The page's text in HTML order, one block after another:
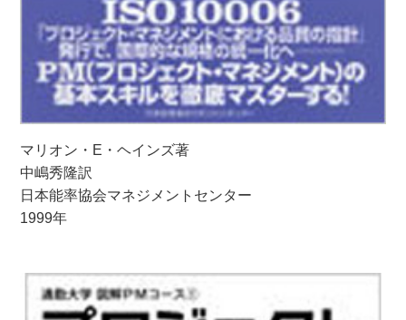
マリオン・E・ヘインズ著
中嶋秀隆訳
日本能率協会マネジメントセンター
1999年